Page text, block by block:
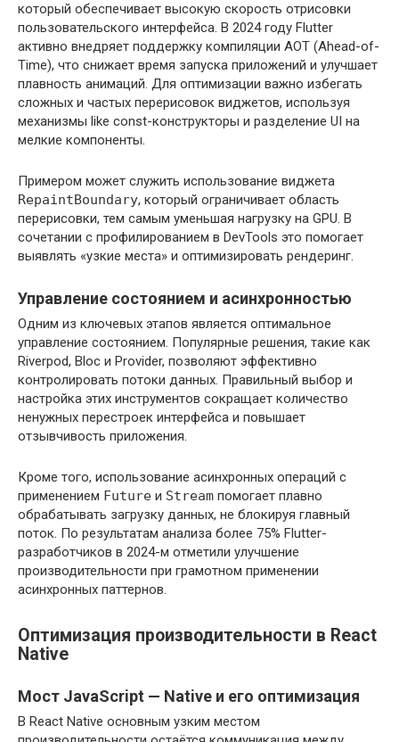
который обеспечивает высокую скорость отрисовки
пользовательского интерфейса. В 2024 году Flutter
активно внедряет поддержку компиляции AOT (Ahead-of-
Time), что снижает время запуска приложений и улучшает
плавность анимаций. Для оптимизации важно избегать
сложных и частых перерисовок виджетов, используя
механизмы like const-конструкторы и разделение UI на
мелкие компоненты.
Примером может служить использование виджета
RepaintBoundary, который ограничивает область
перерисовки, тем самым уменьшая нагрузку на GPU. В
сочетании с профилированием в DevTools это помогает
выявлять «узкие места» и оптимизировать рендеринг.
Управление состоянием и асинхронностью
Одним из ключевых этапов является оптимальное
управление состоянием. Популярные решения, такие как
Riverpod, Bloc и Provider, позволяют эффективно
контролировать потоки данных. Правильный выбор и
настройка этих инструментов сокращает количество
ненужных перестроек интерфейса и повышает
отзывчивость приложения.
Кроме того, использование асинхронных операций с
применением Future и Stream помогает плавно
обрабатывать загрузку данных, не блокируя главный
поток. По результатам анализа более 75% Flutter-
разработчиков в 2024-м отметили улучшение
производительности при грамотном применении
асинхронных паттернов.
Оптимизация производительности в React
Native
Мост JavaScript — Native и его оптимизация
В React Native основным узким местом